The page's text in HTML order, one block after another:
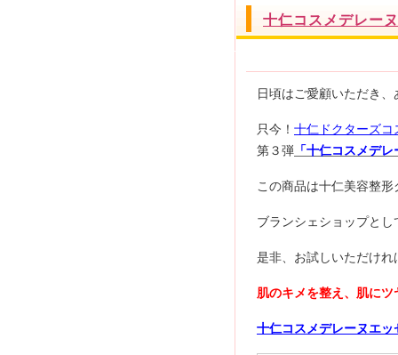
十仁コスメデレー
日頃はご愛顧いただき
只今！ 十仁ドクターズコ
第３弾 「十仁コスメデ
この商品は十仁美容整
ブランシェショップと
是非、お試しいただけ
肌のキメを整え、肌に
十仁コスメデレーヌエ